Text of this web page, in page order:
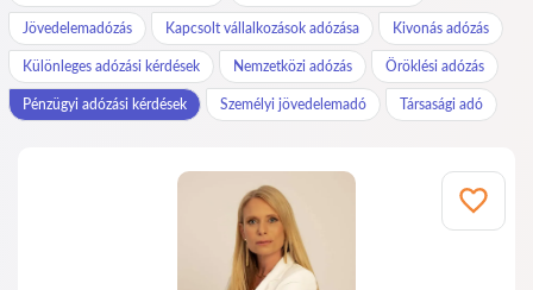
Jövedelemadózás Kapcsolt vállalkozások adózása Kivonás adózás
Különleges adózási kérdések Nemzetközi adózás Öröklési adózás
Pénzügyi adózási kérdések Személyi jövedelemadó Társasági adó